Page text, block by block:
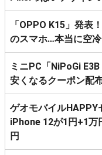
「OPPO K15」発表
のスマホ…本当に空
ミニPC「NiPoGi
安くなるクーポン配
ゲオモバイルHAPPY
iPhone 12が1円+1万
円